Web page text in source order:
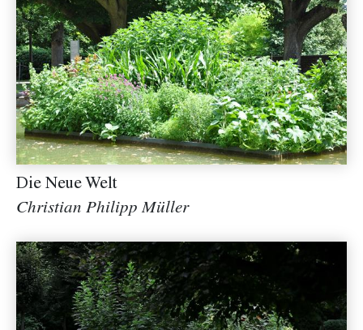
Die Neue Welt
Christian Philipp Müller